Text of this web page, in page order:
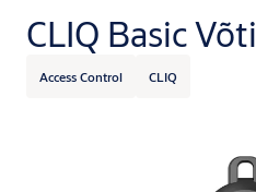
CLIQ Basic Võti
Access Control CLIQ